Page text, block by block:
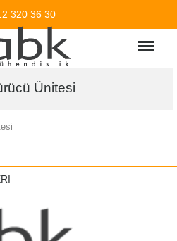
320 36 30
Menu
Ünitesi